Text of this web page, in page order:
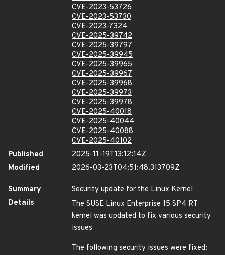
CVE-2023-53726
CVE-2023-53730
CVE-2023-7324
CVE-2025-39742
CVE-2025-39797
CVE-2025-39945
CVE-2025-39965
CVE-2025-39967
CVE-2025-39968
CVE-2025-39973
CVE-2025-39978
CVE-2025-40018
CVE-2025-40044
CVE-2025-40088
CVE-2025-40102
Published
2025-11-19T13:12:14Z
Modified
2026-03-23T04:51:48.313709Z
Summary
Security update for the Linux Kernel
Details
The SUSE Linux Enterprise 15 SP4 RT
kernel was updated to fix various security
issues
The following security issues were fixed: